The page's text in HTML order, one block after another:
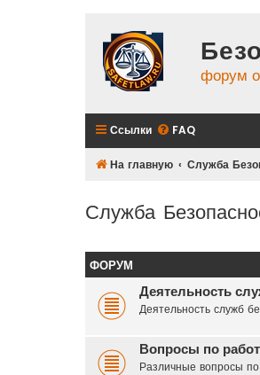
форум
Ссылки FAQ
На главную Служба
Служба
ФОРУМ
Деятельность
Деятельность служб
Вопросы по
Различные вопросы